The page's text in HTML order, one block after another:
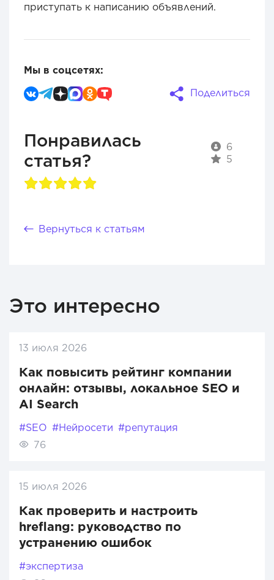
приступать к написанию объявлений.
Мы в соцсетях:
Поделиться
Понравилась
статья?
6
5
Вернуться к статьям
Это интересно
13 июля 2026
Как повысить рейтинг компании
онлайн: отзывы, локальное SEO и
AI Search
#SEO #Нейросети #репутация
76
15 июля 2026
Как проверить и настроить
hreflang: руководство по
устранению ошибок
#экспертиза